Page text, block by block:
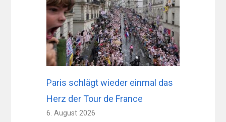
Paris schlägt wieder einmal das
Herz der Tour de France
6. August 2026